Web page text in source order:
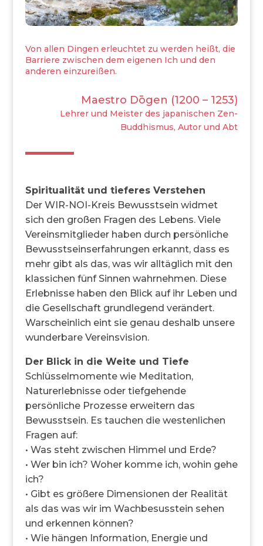
Von allen Dingen erleuchtet zu werden heißt, die
Barriere zwischen dem eigenen Ich und den
anderen einzureißen.
Maestro Dōgen (1200 – 1253)
Lehrer und Meister des japanischen Zen-
Buddhismus, Autor und Abt
Spiritualität und tieferes Verstehen
Der WIR-NOI-Kreis Bewusstsein widmet
sich den großen Fragen des Lebens. Viele
Vereinsmitglieder haben durch persönliche
Bewusstseinserfahrungen erkannt, dass es
mehr gibt als das, was wir alltäglich mit den
klassichen fünf Sinnen wahrnehmen. Diese
Erlebnisse haben den Blick auf ihr Leben und
die Gesellschaft grundlegend verändert.
Warscheinlich eint sie genau deshalb unsere
wunderbare Vereinsvision.
Der Blick in die Weite und Tiefe
Schlüsselmomente wie Meditation,
Naturerlebnisse oder tiefgehende
persönliche Prozesse erweitern das
Bewusstsein. Es tauchen die westenlichen
Fragen auf:
• Was steht zwischen Himmel und Erde?
• Wer bin ich? Woher komme ich, wohin gehe
ich?
• Gibt es größere Dimensionen der Realität
als das was wir im Wachbesusstein sehen
und erkennen können?
• Wie hängen Information, Energie und